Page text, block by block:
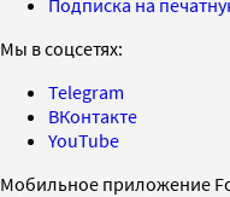
Мы в соцсетях:
Telegram
ВКонтакте
YouTube
Мобильное приложение